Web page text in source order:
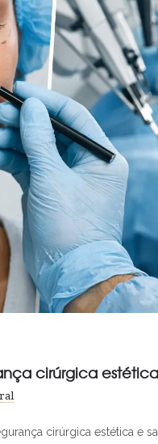
cirúrgica estética
cirúrgica estética e